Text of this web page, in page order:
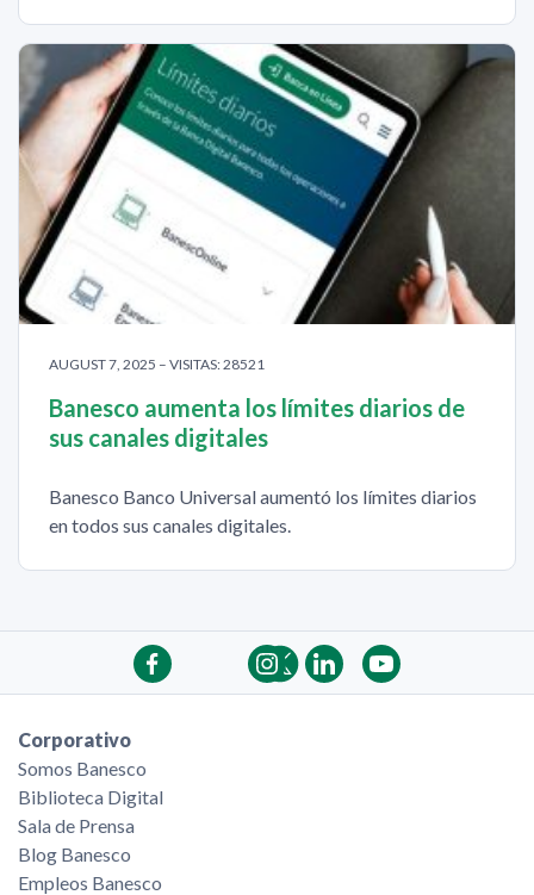
AUGUST 7, 2025 – VISITAS: 28521
Banesco aumenta los límites diarios de
sus canales digitales
Banesco Banco Universal aumentó los límites diarios
en todos sus canales digitales.
Corporativo
Somos Banesco
Biblioteca Digital
Sala de Prensa
Blog Banesco
Empleos Banesco